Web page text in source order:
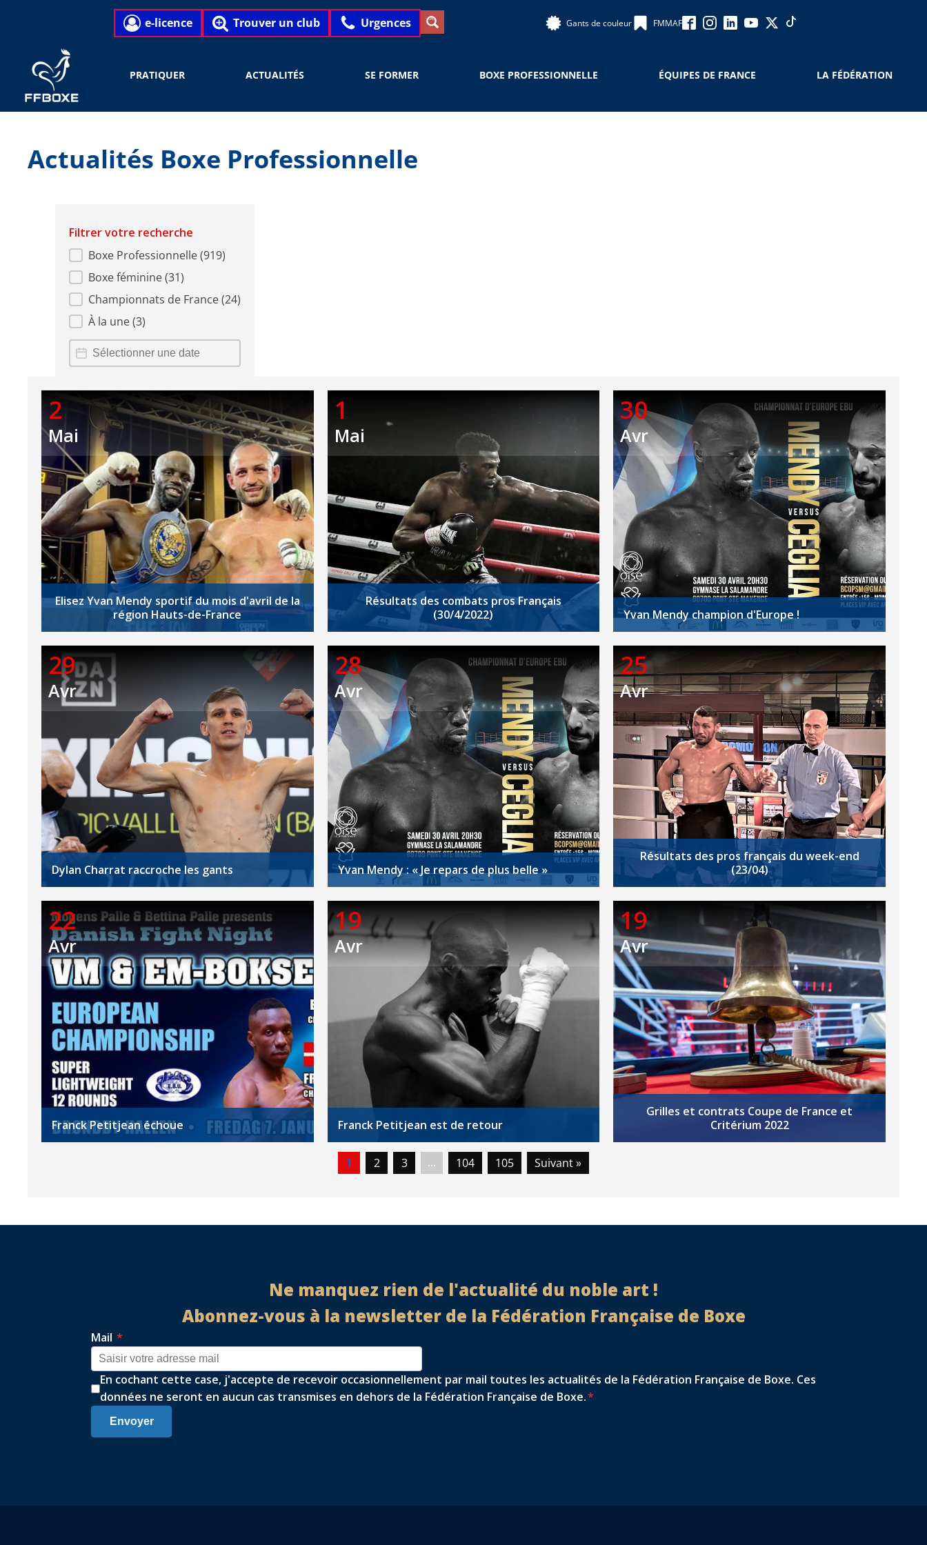
e-licence Trouver un club Urgences Gants de couleur FMMAF
PRATIQUER ACTUALITÉS SE FORMER BOXE PROFESSIONNELLE ÉQUIPES DE FRANCE LA FÉDÉRATION
Actualités Boxe Professionnelle
Filtrer votre recherche
categorie article
Boxe Professionnelle(919)
Boxe féminine(31)
Championnats de France(24)
À la une(3)
recherche date
Date
2
Mai
Elisez Yvan Mendy sportif du mois d'avril de la
région Hauts-de-France
1
Mai
Résultats des combats pros Français
(30/4/2022)
30
Avr
Yvan Mendy champion d'Europe !
29
Avr
Dylan Charrat raccroche les gants
28
Avr
Yvan Mendy : « Je repars de plus belle »
25
Avr
Résultats des pros français du week-end
(23/04)
22
Avr
Franck Petitjean échoue
19
Avr
Franck Petitjean est de retour
19
Avr
Grilles et contrats Coupe de France et
Critérium 2022
1 2 3 … 104 105 Suivant »
Ne manquez rien de l'actualité du noble art !
Abonnez-vous à la newsletter de la Fédération Française de Boxe
Mail *
En cochant cette case, j'accepte de recevoir occasionnellement par mail toutes les actualités de la Fédération Française de Boxe. Ces
données ne seront en aucun cas transmises en dehors de la Fédération Française de Boxe.*
Envoyer